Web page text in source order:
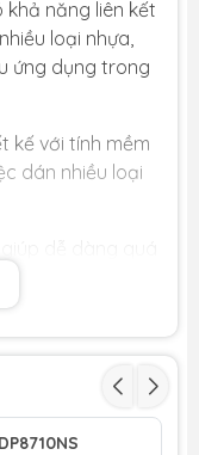
khả năng liên kết
loại nhựa,
ứng dụng trong
kế với tính mềm
dán nhiều loại
chảy keo ra
bền cắt cao,
va đập, kết
pháp tối ưu cho
tải, xe chuyên